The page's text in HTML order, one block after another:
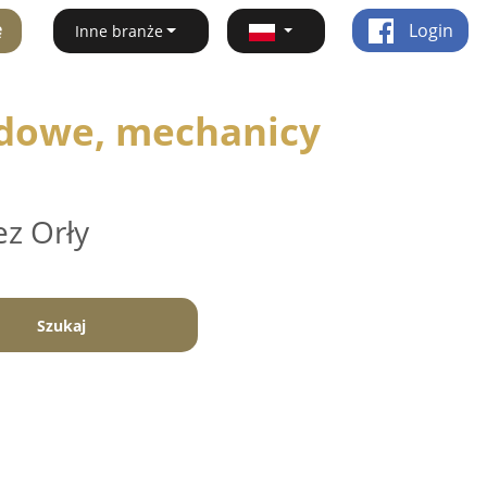
Inne branże Login
mechanicy
Orły
Szukaj